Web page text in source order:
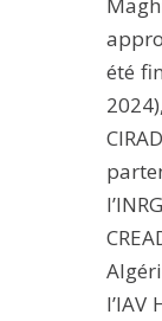
été
l’IAV